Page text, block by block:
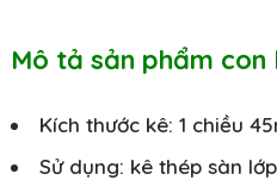
Mô tả sản phẩm
Kích thước kê: 1 chiều
Sử dụng: kê thép sàn